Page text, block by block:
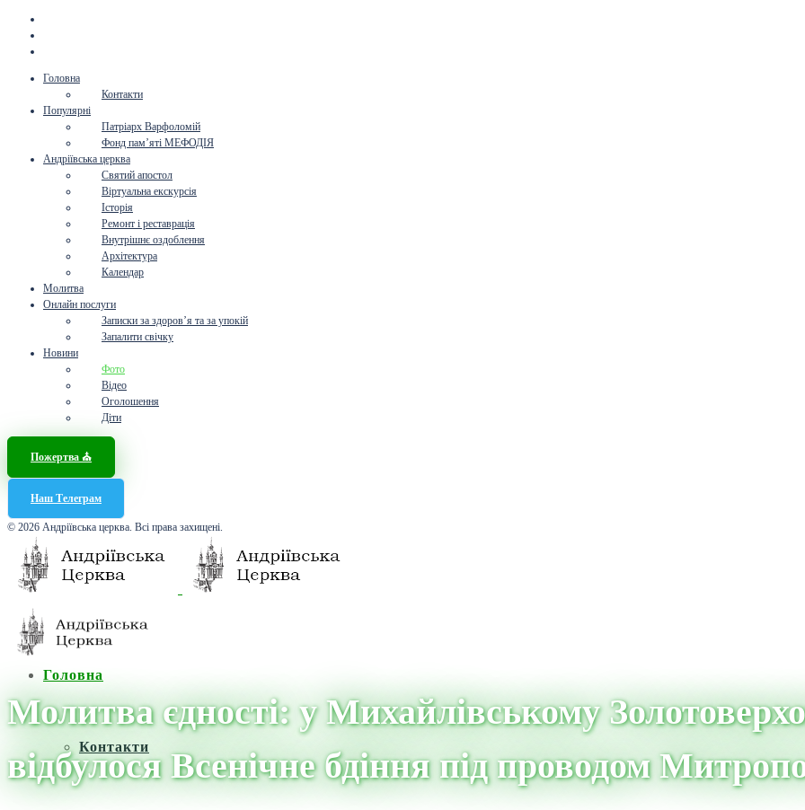
Головна
Контакти
Популярні
Патріарх Варфоломій
Фонд пам’яті МЕФОДІЯ
Андріївська церква
Святий апостол
Віртуальна екскурсія
Історія
Ремонт і реставрація
Внутрішнє оздоблення
Архітектура
Календар
Молитва
Онлайн послуги
Записки за здоров’я та за упокій
Запалити свічку
Новини
Фото
Відео
Оголошення
Діти
Пожертва ⛪️
Наш Телеграм
© 2026 Андріївська церква. Всі права захищені.
Головна
Контакти
Молитва єдності: у Михайлівському
відбулося Всенічне бдіння під проводом